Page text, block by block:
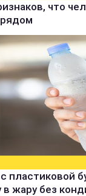
что
пластиковой
в жару без